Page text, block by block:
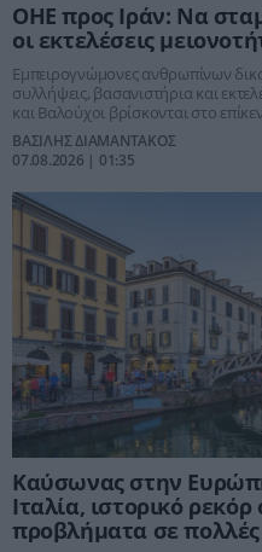
ΟΗΕ προς Ιράν: Να
οι εκτελέσεις
Εμπειρογνώμονες ανθρωπίνων
συλλήψεις, βασανιστήρια και
και Βαλούχοι βρίσκονται στο
ΒΑΣΙΛΗΣ ΔΙΑΜΑΝΤΑΚΟΣ
07.08.2026 | 01:35
Καύσωνας στην
Ιταλία, ιστορικό
προβλήματα σε